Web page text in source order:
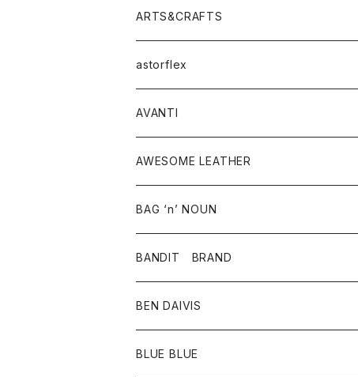
シャツ・ブラウス
パンツ
スカート
ワンピース・オールインワン
バッグ
シューズ
アクセサリー
その他雑貨
アウター
コート
ジャケット
トップス
ベスト
シャツ
ワンピース
ボトム
スカート
パンツ
グッズ
靴
ARTS&CRAFTS
アクセサリー
ウォレット
バッグ
astorflex
グッズ
靴
AVANTI
シャツ
AWESOME LEATHER
アウター
革ジャケット
BAG ‘n’ NOUN
アクセサリー
バッグ
ポーチ
BANDIT BRAND
トップス
Ｔシャツ
BEN DAIVIS
ポトム
BLUE BLUE